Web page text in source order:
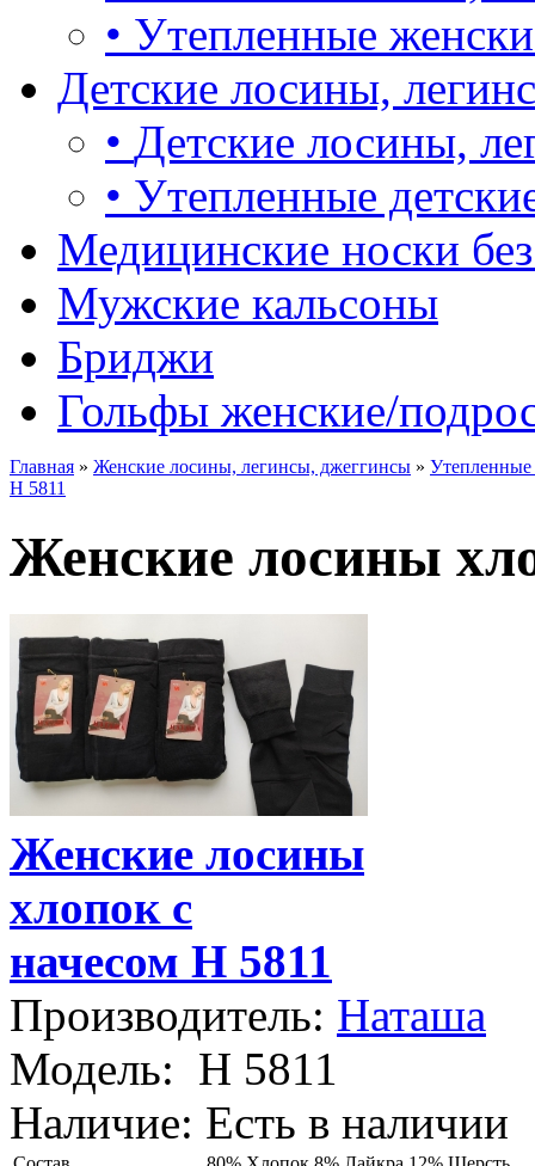
• Утепленные
Детские лосины,
• Детские лосины,
• Утепленные
Медицинские носки
Мужские кальсоны
Бриджи
Гольфы женские/
Главная » Женские лосины, легинсы, джеггинсы »
Н 5811
Женские лосины
Женские лосины
хлопок с
начесом Н 5811
Производитель: Наташа
Модель: Н 5811
Наличие: Есть в наличии